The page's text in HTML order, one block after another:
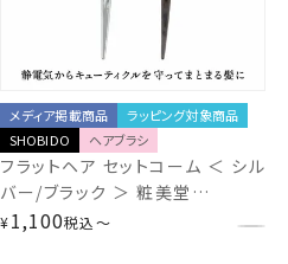
メディア掲載商品
ラッピング対象商品
SHOBIDO
ヘアブラシ
フラットヘア セットコーム ＜ シル
バー/ブラック ＞ 粧美堂
SHOBIDO 静電気 防止 ヘアブラ
¥1,100税込〜